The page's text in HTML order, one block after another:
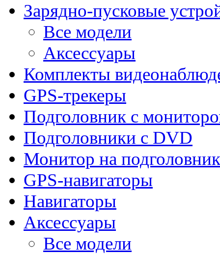
Зарядно-пусковые
Все модели
Аксессуары
Комплекты
GPS-трекеры
Подголовник с
Подголовники с DVD
Монитор на подголовник
GPS-навигаторы
Навигаторы
Аксессуары
Все модели